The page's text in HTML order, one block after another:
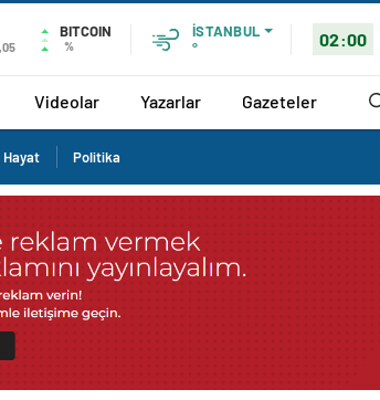
BITCOIN
%
İSTANBUL
°
02:00
Videolar Yazarlar Gazeteler
Hayat Politika